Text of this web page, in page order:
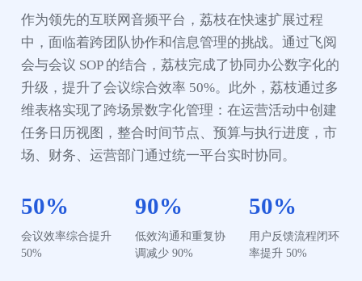
作为领先的互联网音频平台，荔枝在快速扩展过程
中，面临着跨团队协作和信息管理的挑战。通过飞阅
会与会议 SOP 的结合，荔枝完成了协同办公数字化的
升级，提升了会议综合效率 50%。此外，荔枝通过多
维表格实现了跨场景数字化管理：在运营活动中创建
任务日历视图，整合时间节点、预算与执行进度，市
场、财务、运营部门通过统一平台实时协同。
50%
会议效率综合提升
50%
90%
低效沟通和重复协
调减少 90%
50%
用户反馈流程闭环
率提升 50%